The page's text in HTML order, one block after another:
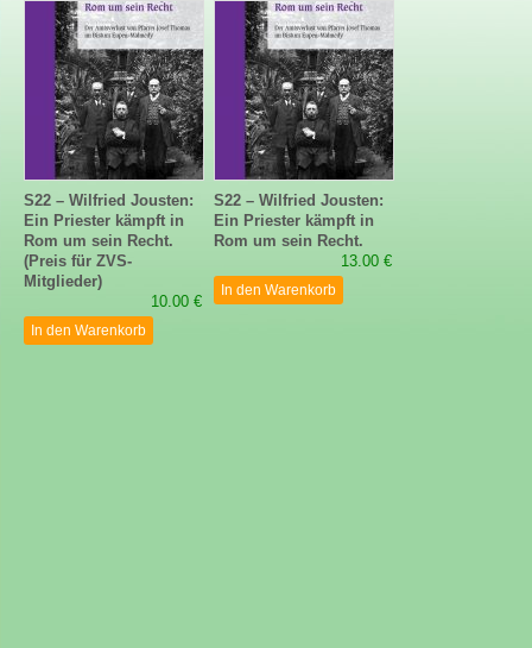
S22 – Wilfried Jousten:
Ein Priester kämpft in
Rom um sein Recht.
(Preis für ZVS-
Mitglieder)
10.00 €
In den Warenkorb
S22 – Wilfried Jousten:
Ein Priester kämpft in
Rom um sein Recht.
13.00 €
In den Warenkorb